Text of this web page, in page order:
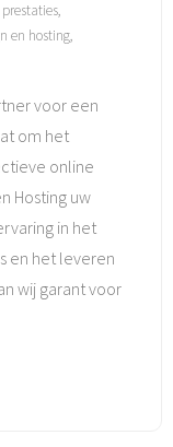
prestaties,
en hosting,
voor een
om het
online
Hosting uw
in het
en het leveren
wij garant voor